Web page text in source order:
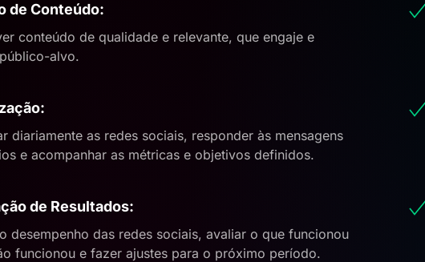
de Conteúdo:
conteúdo de qualidade e relevante, que engaje e
alvo.
diariamente as redes sociais, responder às mensagens
e acompanhar as métricas e objetivos definidos.
de Resultados:
desempenho das redes sociais, avaliar o que funcionou
funcionou e fazer ajustes para o próximo período.